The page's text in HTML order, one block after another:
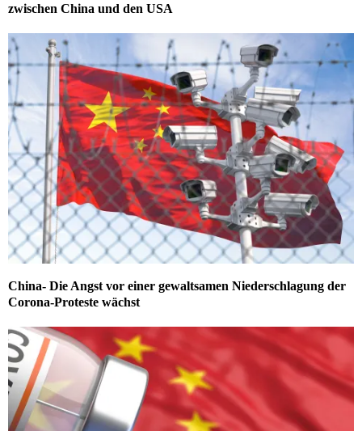
zwischen China und den USA
China- Die Angst vor einer gewaltsamen Niederschlagung der
Corona-Proteste wächst